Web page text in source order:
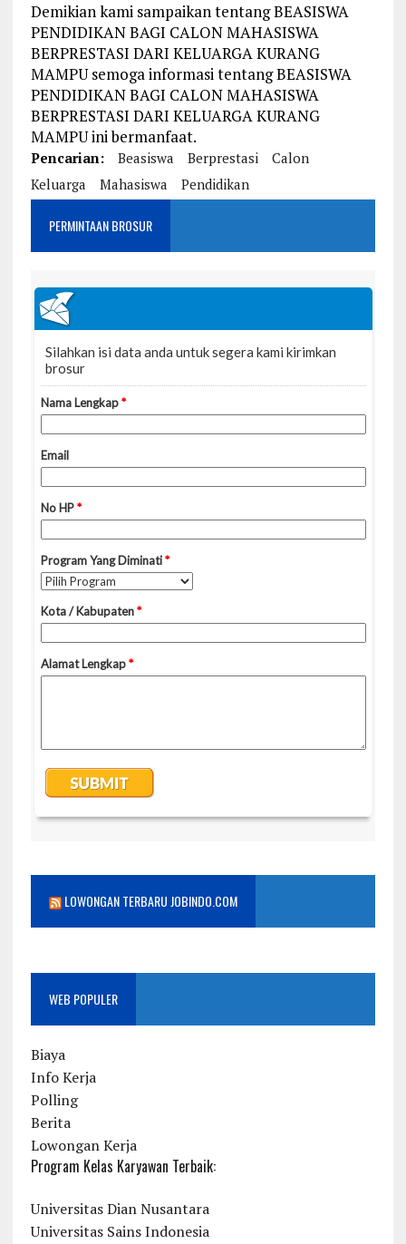
Demikian kami sampaikan tentang BEASISWA
PENDIDIKAN BAGI CALON MAHASISWA
BERPRESTASI DARI KELUARGA KURANG
MAMPU semoga informasi tentang BEASISWA
PENDIDIKAN BAGI CALON MAHASISWA
BERPRESTASI DARI KELUARGA KURANG
MAMPU ini bermanfaat.
Pencarian: Beasiswa Berprestasi
Calon
Keluarga
Mahasiswa Pendidikan
PERMINTAAN BROSUR
LOWONGAN TERBARU JOBINDO.COM
WEB POPULER
Biaya
Info Kerja
Polling
Berita
Lowongan Kerja
Program Kelas Karyawan Terbaik:
Universitas Dian Nusantara
Universitas Sains Indonesia